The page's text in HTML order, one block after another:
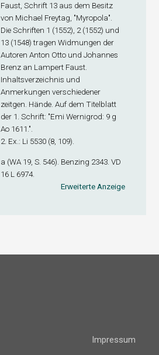
Faust, Schrift 13 aus dem Besitz
von Michael Freytag, "Myropola".
Die Schriften 1 (1552), 2 (1552) und
13 (1548) tragen Widmungen der
Autoren Anton Otto und Johannes
Brenz an Lampert Faust.
Inhaltsverzeichnis und
Anmerkungen verschiedener
zeitgen. Hände. Auf dem Titelblatt
der 1. Schrift: "Emi Wernigrod: 9 g
Ao 1611.".
2. Ex.: Li 5530 (8, 109).
a (WA 19, S. 546). Benzing 2343. VD
16 L 6974.
Erweiterte Anzeige
Impressum